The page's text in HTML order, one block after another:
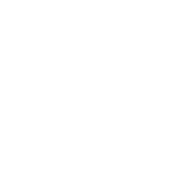
Con carácter previo,
Infraestructuras-
ejecución de los
muretes-guía
ejecutarán las